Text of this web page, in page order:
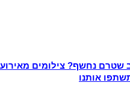
שטרם נחשף? צילומים
אותנו